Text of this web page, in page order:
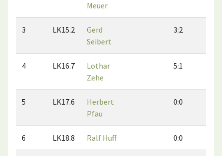
Meuer
3 LK15.2
Gerd
Seibert
3:2
4 LK16.7
Lothar
Zehe
5:1
5 LK17.6
Herbert
Pfau
0:0
6 LK18.8 Ralf Huff 0:0